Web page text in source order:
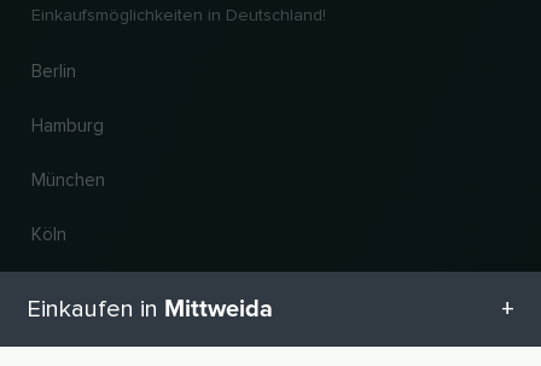
Einkaufsmöglichkeiten in Deutschland!
Berlin
Hamburg
München
Köln
Hannover
Einkaufen in Mittweida